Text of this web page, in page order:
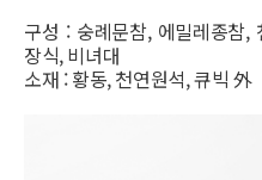
구성 : 숭례문참, 에밀레종참,
장식, 비녀대
소재 : 황동, 천연원석, 큐빅 外